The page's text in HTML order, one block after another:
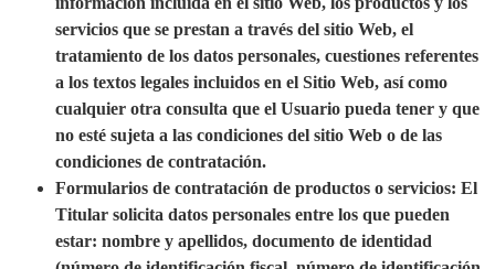
servicios que se prestan a través del sitio Web, el
tratamiento de los datos personales, cuestiones referentes
a los textos legales incluidos en el Sitio Web, así como
cualquier otra consulta que el Usuario pueda tener y que
no esté sujeta a las condiciones del sitio Web o de las
condiciones de contratación.
Formularios de contratación de productos o servicios: El
Titular solicita datos personales entre los que pueden
estar: nombre y apellidos, documento de identidad